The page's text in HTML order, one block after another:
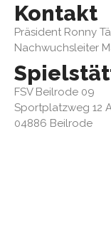
Kontakt
Präsident Ronny
Nachwuchsleiter
FSV Beilrode 09
Sportplatzweg 12
04886 Beilrode